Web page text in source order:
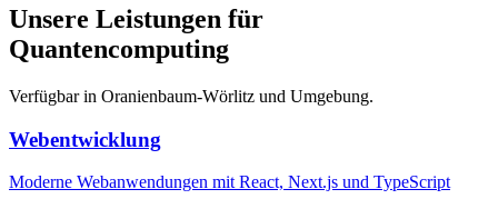
Unsere Leistungen für
Quantencomputing
Verfügbar in Oranienbaum-Wörlitz und Umgebung.
Webentwicklung
Moderne Webanwendungen mit React, Next.js und TypeScript